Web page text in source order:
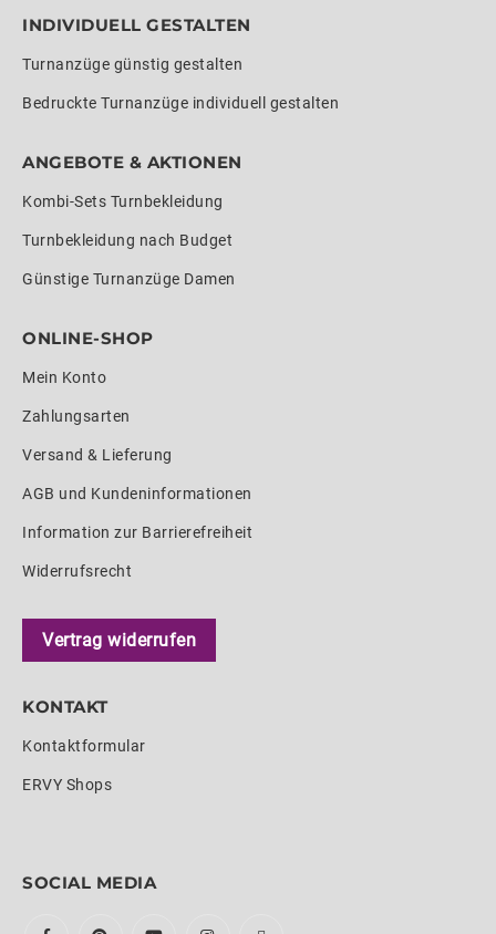
INDIVIDUELL GESTALTEN
Turnanzüge günstig gestalten
Bedruckte Turnanzüge individuell gestalten
ANGEBOTE & AKTIONEN
Kombi-Sets Turnbekleidung
Turnbekleidung nach Budget
Günstige Turnanzüge Damen
ONLINE-SHOP
Mein Konto
Zahlungsarten
Versand & Lieferung
AGB und Kundeninformationen
Information zur Barrierefreiheit
Widerrufsrecht
Vertrag widerrufen
KONTAKT
Kontaktformular
ERVY Shops
SOCIAL MEDIA